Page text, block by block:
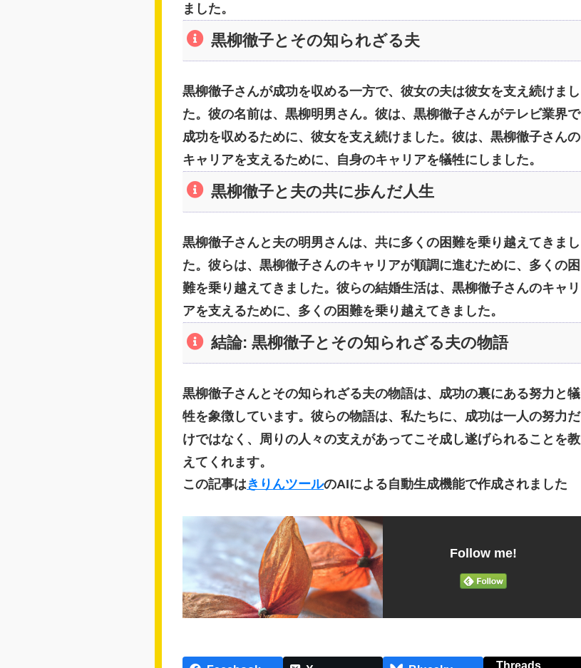
ました。
黒柳徹子とその知られざる夫
黒柳徹子さんが成功を収める一方で、彼女の夫は彼女を支え続けまし
た。彼の名前は、黒柳明男さん。彼は、黒柳徹子さんがテレビ業界で
成功を収めるために、彼女を支え続けました。彼は、黒柳徹子さんの
キャリアを支えるために、自身のキャリアを犠牲にしました。
黒柳徹子と夫の共に歩んだ人生
黒柳徹子さんと夫の明男さんは、共に多くの困難を乗り越えてきまし
た。彼らは、黒柳徹子さんのキャリアが順調に進むために、多くの困
難を乗り越えてきました。彼らの結婚生活は、黒柳徹子さんのキャリ
アを支えるために、多くの困難を乗り越えてきました。
結論: 黒柳徹子とその知られざる夫の物語
黒柳徹子さんとその知られざる夫の物語は、成功の裏にある努力と犠
牲を象徴しています。彼らの物語は、私たちに、成功は一人の努力だ
けではなく、周りの人々の支えがあってこそ成し遂げられることを教
えてくれます。
この記事はきりんツールのAIによる自動生成機能で作成されました
Follow me!
Threads